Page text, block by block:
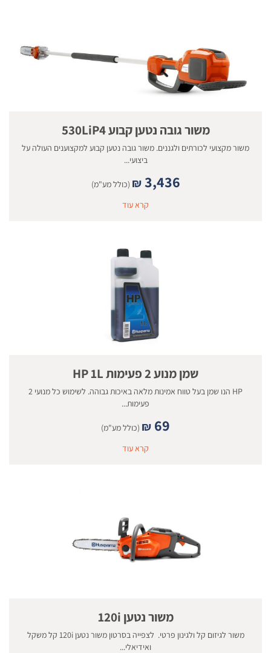
משור גובה נטען קבוע 530LiP4
משור מקצועי לכורתים ולגננים. משור גובה נטען קבוע למקצוענים העולה על
ביצועי...
₪ 3,436
(כולל מע"מ)
קרא עוד
שמן מנוע 2 פעימות HP 1L
HP הנו שמן בעל טווח אמינות מלאה באיכות גבוהה. לשימוש כל מנועי 2
פעימות...
₪ 69
(כולל מע"מ)
קרא עוד
משור נטען 120i
משור לגיזום קל ולגינון פרטי. לצפייה בסרטון משור נטען 120i קל משקל
ואידיאלי...